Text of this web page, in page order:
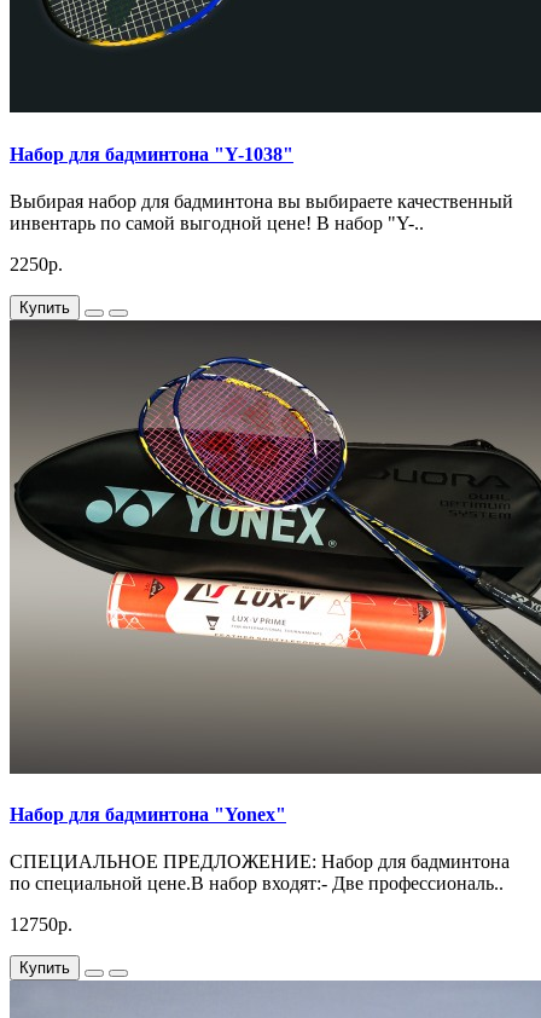
Набор для бадминтона "Y-1038"
Выбирая набор для бадминтона вы выбираете качественный
инвентарь по самой выгодной цене! В набор "Y-..
2250р.
Купить
Набор для бадминтона "Yonex"
СПЕЦИАЛЬНОЕ ПРЕДЛОЖЕНИЕ: Набор для бадминтона
по специальной цене.В набор входят:- Две профессиональ..
12750р.
Купить